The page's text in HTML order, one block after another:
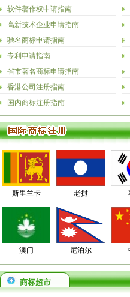
软件著作权申请指南
高新技术企业申请指南
驰名商标申请指南
专利申请指南
省市著名商标申请指南
香港公司注册指南
国内商标注册指南
斯里兰卡 老挝
澳门 尼泊尔
商标超市